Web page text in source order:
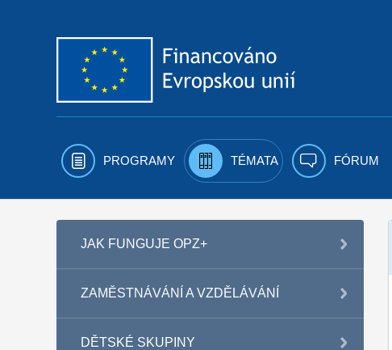
PROGRAMY TÉMATA FÓRUM
JAK FUNGUJE OPZ+
ZAMĚSTNÁVÁNÍ A VZDĚLÁVÁNÍ
DĚTSKÉ SKUPINY